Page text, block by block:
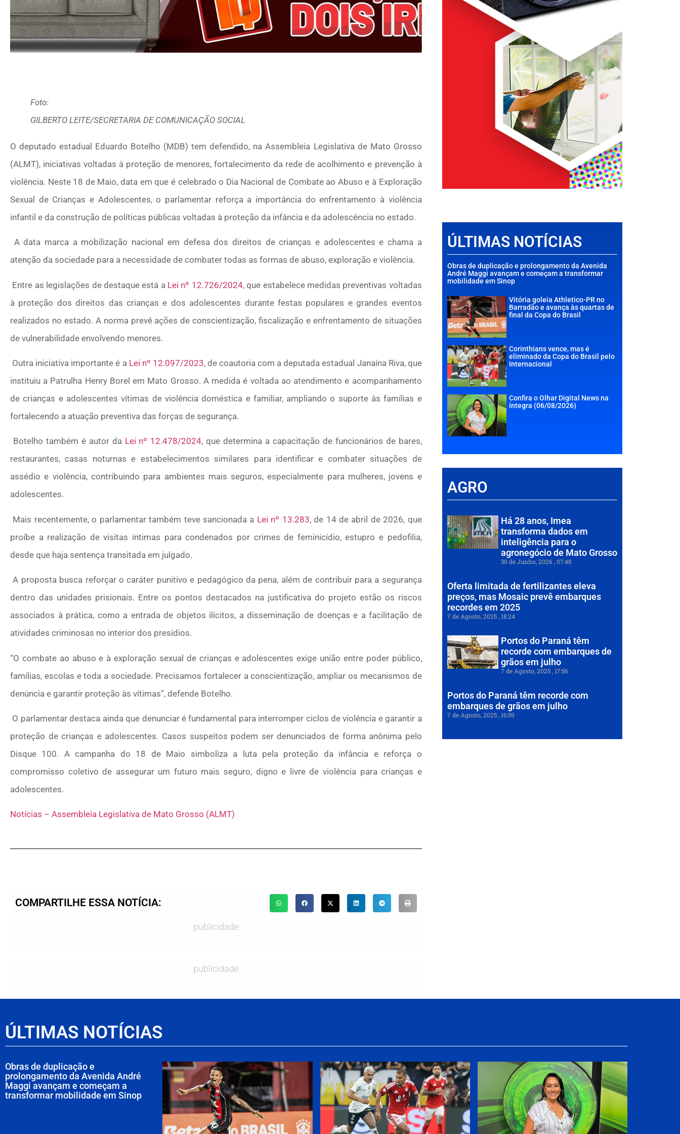
Foto:
GILBERTO LEITE/SECRETARIA DE COMUNICAÇÃO SOCIAL
O deputado estadual Eduardo Botelho (MDB) tem defendido, na Assembleia Legislativa de Mato Grosso
(ALMT), iniciativas voltadas à proteção de menores, fortalecimento da rede de acolhimento e prevenção à
violência. Neste 18 de Maio, data em que é celebrado o Dia Nacional de Combate ao Abuso e à Exploração
Sexual de Crianças e Adolescentes, o parlamentar reforça a importância do enfrentamento à violência
infantil e da construção de políticas públicas voltadas à proteção da infância e da adolescência no estado.
A data marca a mobilização nacional em defesa dos direitos de crianças e adolescentes e chama a
atenção da sociedade para a necessidade de combater todas as formas de abuso, exploração e violência.
Entre as legislações de destaque está a Lei nº 12.726/2024, que estabelece medidas preventivas voltadas
à proteção dos direitos das crianças e dos adolescentes durante festas populares e grandes eventos
realizados no estado. A norma prevê ações de conscientização, fiscalização e enfrentamento de situações
de vulnerabilidade envolvendo menores.
Outra iniciativa importante é a Lei nº 12.097/2023, de coautoria com a deputada estadual Janaína Riva, que
instituiu a Patrulha Henry Borel em Mato Grosso. A medida é voltada ao atendimento e acompanhamento
de crianças e adolescentes vítimas de violência doméstica e familiar, ampliando o suporte às famílias e
fortalecendo a atuação preventiva das forças de segurança.
Botelho também é autor da Lei nº 12.478/2024, que determina a capacitação de funcionários de bares,
restaurantes, casas noturnas e estabelecimentos similares para identificar e combater situações de
assédio e violência, contribuindo para ambientes mais seguros, especialmente para mulheres, jovens e
adolescentes.
Mais recentemente, o parlamentar também teve sancionada a Lei nº 13.283, de 14 de abril de 2026, que
proíbe a realização de visitas íntimas para condenados por crimes de feminicídio, estupro e pedofilia,
desde que haja sentença transitada em julgado.
A proposta busca reforçar o caráter punitivo e pedagógico da pena, além de contribuir para a segurança
dentro das unidades prisionais. Entre os pontos destacados na justificativa do projeto estão os riscos
associados à prática, como a entrada de objetos ilícitos, a disseminação de doenças e a facilitação de
atividades criminosas no interior dos presídios.
“O combate ao abuso e à exploração sexual de crianças e adolescentes exige união entre poder público,
famílias, escolas e toda a sociedade. Precisamos fortalecer a conscientização, ampliar os mecanismos de
denúncia e garantir proteção às vítimas”, defende Botelho.
O parlamentar destaca ainda que denunciar é fundamental para interromper ciclos de violência e garantir a
proteção de crianças e adolescentes. Casos suspeitos podem ser denunciados de forma anônima pelo
Disque 100. A campanha do 18 de Maio simboliza a luta pela proteção da infância e reforça o
compromisso coletivo de assegurar um futuro mais seguro, digno e livre de violência para crianças e
adolescentes.
Notícias – Assembleia Legislativa de Mato Grosso (ALMT)
COMPARTILHE ESSA NOTÍCIA:
publicidade
publicidade
ÚLTIMAS NOTÍCIAS
Obras de duplicação e prolongamento da Avenida
André Maggi avançam e começam a transformar
mobilidade em Sinop
Vitória goleia Athletico-PR no
Barradão e avança às quartas de
final da Copa do Brasil
Corinthians vence, mas é
eliminado da Copa do Brasil pelo
Internacional
Confira o Olhar Digital News na
íntegra (06/08/2026)
AGRO
Há 28 anos, Imea
transforma dados em
inteligência para o
agronegócio de Mato Grosso
30 de Junho, 2026 07:48
Oferta limitada de fertilizantes eleva
preços, mas Mosaic prevê embarques
recordes em 2025
7 de Agosto, 2025 18:24
Portos do Paraná têm
recorde com embarques de
grãos em julho
7 de Agosto, 2025 17:56
Portos do Paraná têm recorde com
embarques de grãos em julho
7 de Agosto, 2025 16:59
ÚLTIMAS NOTÍCIAS
Obras de duplicação e
prolongamento da Avenida André
Maggi avançam e começam a
transformar mobilidade em Sinop